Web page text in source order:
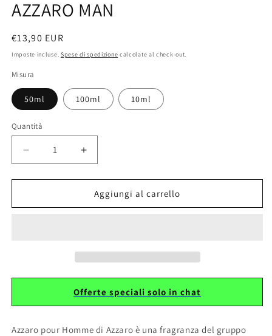
AZZARO MAN
Prezzo
di
€13,90 EUR
Imposte incluse. Spese di spedizione calcolate al check-out.
Misura
50ml 100ml 10ml
Quantità
Diminuisci
quantità
per
Equivalente
Aumenta
quantità
per
150
Equivalente
Aggiungi al carrello
Offerte speciali solo in chat
Azzaro pour Homme di Azzaro è una fragranza del gruppo